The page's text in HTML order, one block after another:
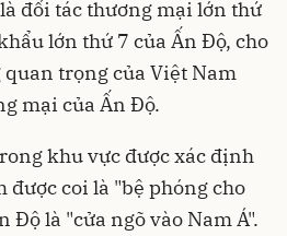
đối tác thương mại lớn thứ
lớn thứ 7 của Ấn Độ, cho
trọng của Việt Nam
mại của Ấn Độ.
khu vực được xác định
được coi là "bệ phóng cho
Độ là "cửa ngõ vào Nam Á".